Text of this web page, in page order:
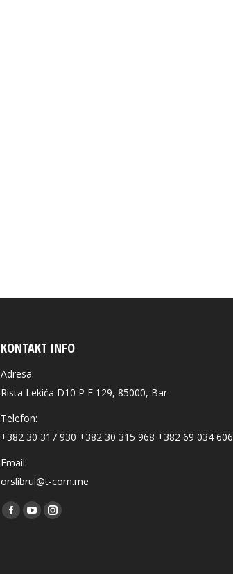
KONTAKT INFO
Adresa:
Rista Lekića D10 P F 129, 85000, Bar
Telefon:
+382 30 317 930 +382 30 315 968 +382 69 034 606
Email:
orslibrul@t-com.me
Find us on:
Facebook
YouTubeInstagram